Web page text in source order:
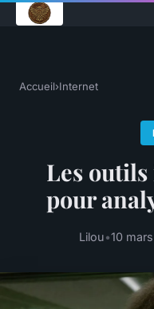
Accueil›Internet
Les
pour
Lilou•10